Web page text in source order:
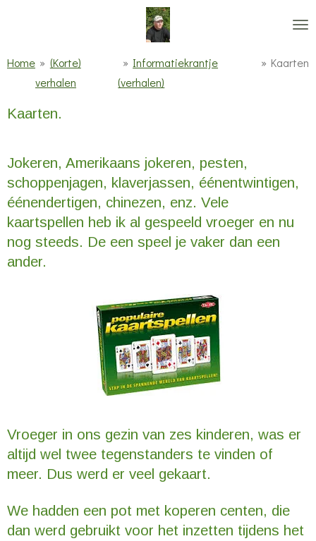
Home » (Korte)
verhalen
» Informatiekrantje
(verhalen)
» Kaarten
Kaarten.
Jokeren, Amerikaans jokeren, pesten,
schoppenjagen, klaverjassen, éénentwintigen,
éénendertigen, chinezen, enz. Vele
kaartspellen heb ik al gespeeld vroeger en nu
nog steeds. De een speel je vaker dan een
ander.
Vroeger in ons gezin van zes kinderen, was er
altijd wel twee tegenstanders te vinden of
meer. Dus werd er veel gekaart.
We hadden een pot met koperen centen, die
dan werd gebruikt voor het inzetten tijdens het